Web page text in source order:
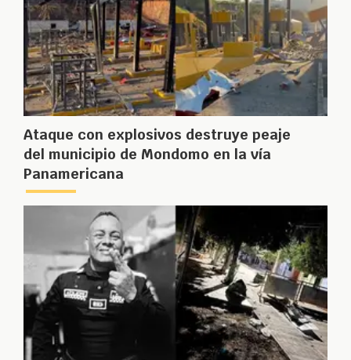
Ataque con explosivos destruye peaje
del municipio de Mondomo en la vía
Panamericana